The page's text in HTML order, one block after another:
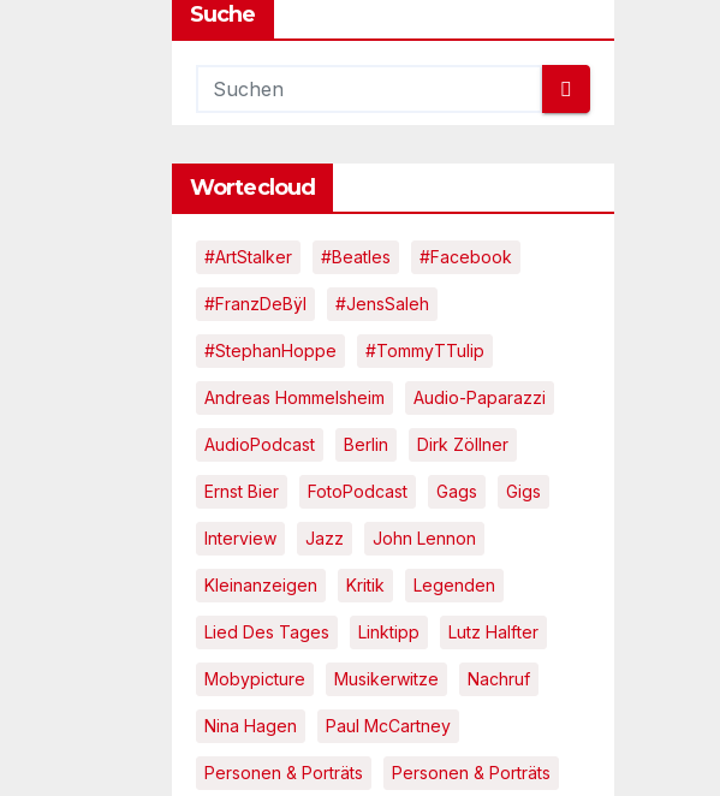
Suche
Wortecloud
#ArtStalker #Beatles #Facebook
#FranzDeBÿl #JensSaleh
#StephanHoppe #TommyTTulip
Andreas Hommelsheim Audio-Paparazzi
AudioPodcast Berlin Dirk Zöllner
Ernst Bier FotoPodcast Gags Gigs
Interview Jazz John Lennon
Kleinanzeigen Kritik Legenden
Lied Des Tages Linktipp Lutz Halfter
Mobypicture Musikerwitze Nachruf
Nina Hagen Paul McCartney
Personen & Porträts Personen & Porträts